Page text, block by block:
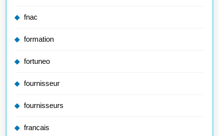
fnac
formation
fortuneo
fournisseur
fournisseurs
francais